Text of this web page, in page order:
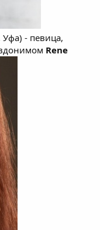
- певица,
Rene